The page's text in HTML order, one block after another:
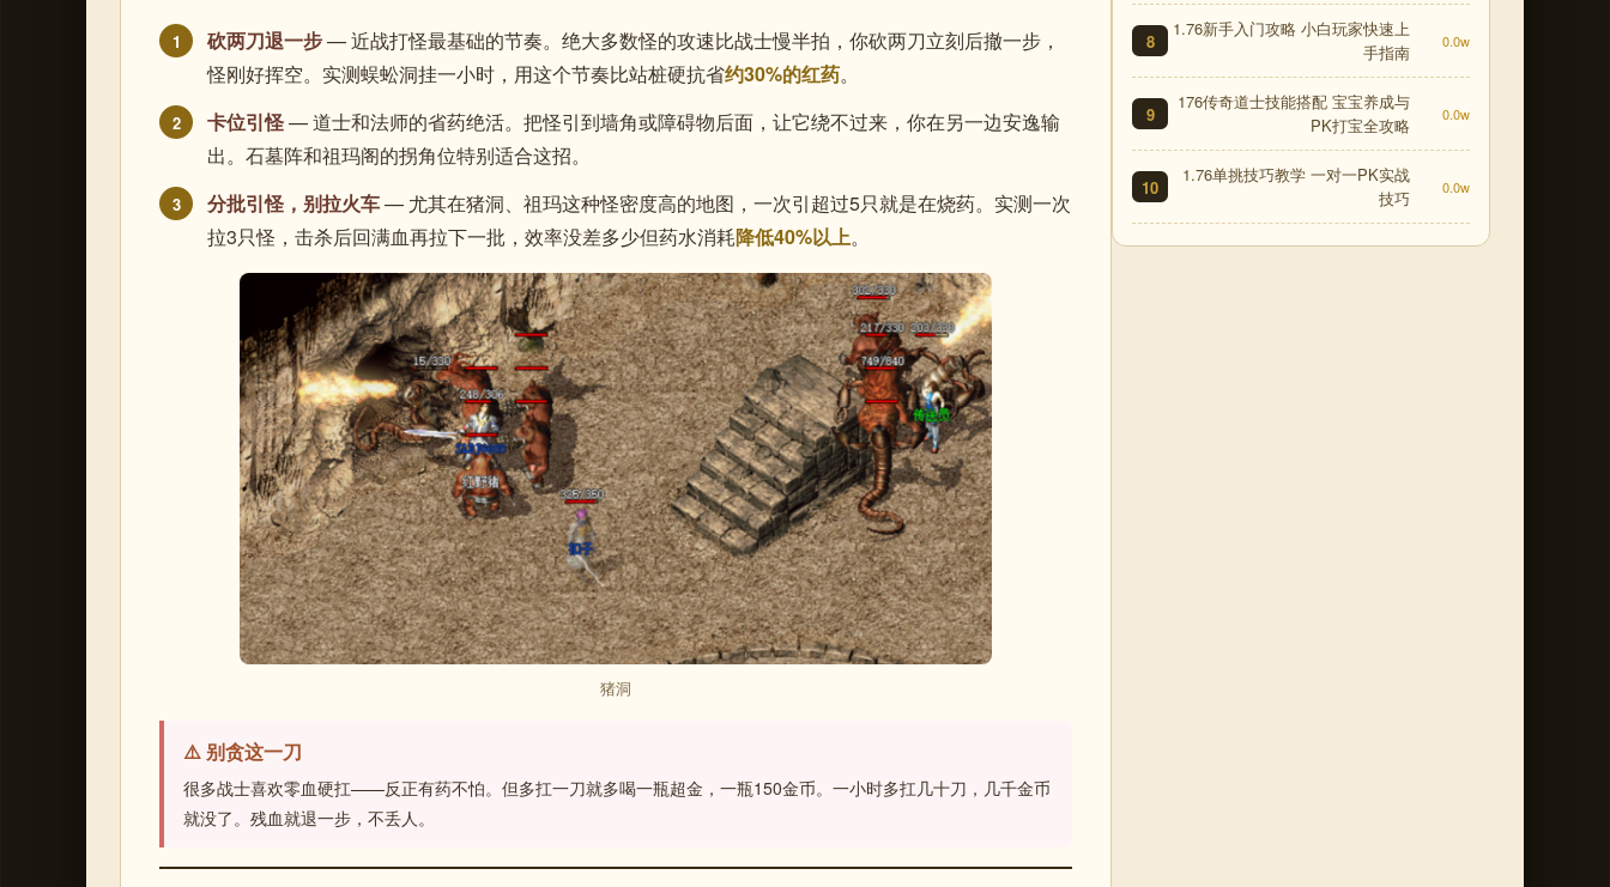
1 砍两刀退一步— 近战打怪最基础的节奏。绝大多数怪的攻速比战士慢半拍，你砍两刀立刻后撤一步，
怪刚好挥空。实测蜈蚣洞挂一小时，用这个节奏比站桩硬抗省约30%的红药。
2 卡位引怪— 道士和法师的省药绝活。把怪引到墙角或障碍物后面，让它绕不过来，你在另一边安逸输
出。石墓阵和祖玛阁的拐角位特别适合这招。
3 分批引怪，别拉火车— 尤其在猪洞、祖玛这种怪密度高的地图，一次引超过5只就是在烧药。实测一次
拉3只怪，击杀后回满血再拉下一批，效率没差多少但药水消耗降低40%以上。
猪洞
⚠️ 别贪这一刀
很多战士喜欢零血硬扛——反正有药不怕。但多扛一刀就多喝一瓶超金，一瓶150金币。一小时多扛几十刀，几千金币
就没了。残血就退一步，不丢人。
8
1.76新手入门攻略 小白玩家快速上
手指南
0.0w
9
176传奇道士技能搭配 宝宝养成与
PK打宝全攻略
0.0w
10
1.76单挑技巧教学 一对一PK实战
技巧
0.0w